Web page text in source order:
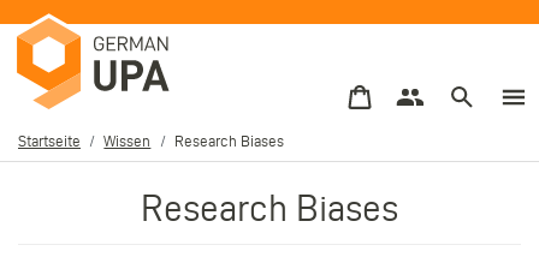
zum
Inhalt
Pfadnavigation
Startseite Wissen Research Biases
Research Biases